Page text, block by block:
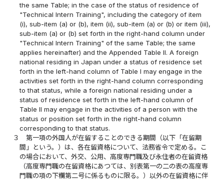
the same Table; in the case of the status of residence of
"Technical Intern Training", including the category of item
(i), sub-item (a) or (b), item (ii), sub-item (a) or (b) or item (iii),
sub-item (a) or (b) set forth in the right-hand column under
"Technical Intern Training" of the same Table; the same
applies hereinafter) and the Appended Table II. A foreign
national residing in Japan under a status of residence set
forth in the left-hand column of Table I may engage in the
activities set forth in the right-hand column corresponding
to that status, while a foreign national residing under a
status of residence set forth in the left-hand column of
Table II may engage in the activities of a person with the
status or position set forth in the right-hand column
corresponding to that status.
３
第一項の外国人が在留することのできる期間（以下「在留期
間」という。）は、各在留資格について、法務省令で定める。こ
の場合において、外交、公用、高度専門職及び永住者の在留資格
（高度専門職の在留資格にあつては、別表第一の二の表の高度専
門職の項の下欄第二号に係るものに限る。）以外の在留資格に伴